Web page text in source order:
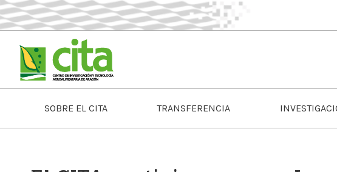
SOBRE EL CITA TRANSFERENCIA